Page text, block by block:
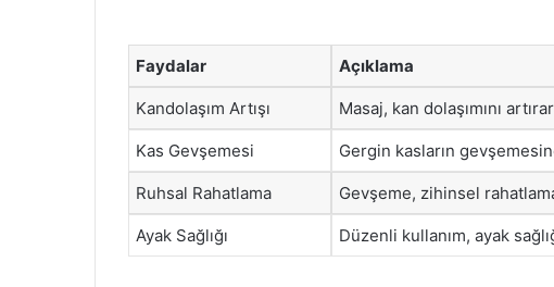
Faydalar Açıklama
Kandolaşım Artışı Masaj, kan dolaşımını
Kas Gevşemesi Gergin kasların
Ruhsal Rahatlama Gevşeme, zihinsel
Ayak Sağlığı Düzenli kullanım, ayak